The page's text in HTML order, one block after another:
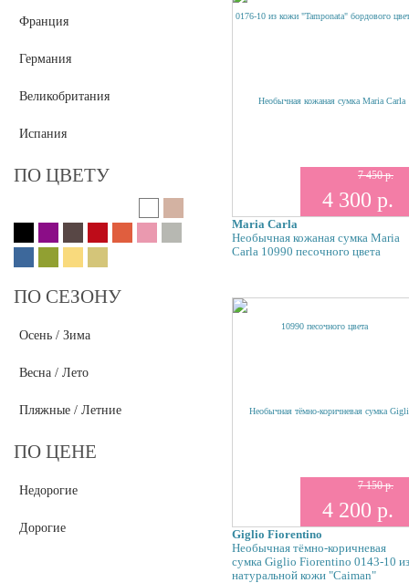
Cose Da Uomo
Deeson
Flower Rain
Франция
Германия
Великобритания
Испания
ПО ЦВЕТУ
ПО СЕЗОНУ
Осень / Зима
Весна / Лето
Пляжные / Летние
ПО ЦЕНЕ
Недорогие
Дорогие
7 450 р.
4 300 р.
Maria Carla
Необычная кожаная сумка Maria
Carla 10990 песочного цвета
7 150 р.
4 200 р.
Giglio Fiorentino
Необычная тёмно-коричневая
сумка Giglio Fiorentino 0143-10 из
натуральной кожи "Caiman"